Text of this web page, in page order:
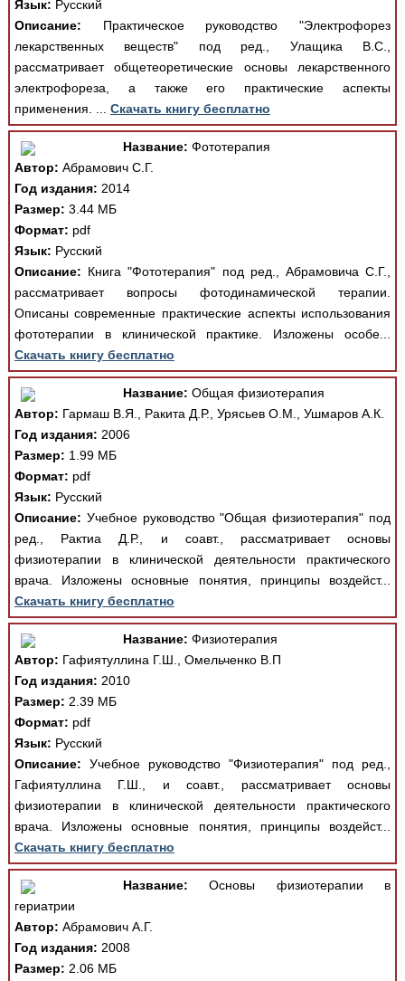
Язык: Русский
Описание: Практическое руководство "Электрофорез
лекарственных веществ" под ред., Улащика В.С.,
рассматривает общетеоретические основы лекарственного
электрофореза, а также его практические аспекты
применения. ... Скачать книгу бесплатно
Название: Фототерапия
Автор: Абрамович С.Г.
Год издания: 2014
Размер: 3.44 МБ
Формат: pdf
Язык: Русский
Описание: Книга "Фототерапия" под ред., Абрамовича С.Г.,
рассматривает вопросы фотодинамической терапии.
Описаны современные практические аспекты использования
фототерапии в клинической практике. Изложены особе...
Скачать книгу бесплатно
Название: Общая физиотерапия
Автор: Гармаш В.Я., Ракита Д.Р., Урясьев О.М., Ушмаров А.К.
Год издания: 2006
Размер: 1.99 МБ
Формат: pdf
Язык: Русский
Описание: Учебное руководство "Общая физиотерапия" под
ред., Рактиа Д.Р., и соавт., рассматривает основы
физиотерапии в клинической деятельности практического
врача. Изложены основные понятия, принципы воздейст...
Скачать книгу бесплатно
Название: Физиотерапия
Автор: Гафиятуллина Г.Ш., Омельченко В.П
Год издания: 2010
Размер: 2.39 МБ
Формат: pdf
Язык: Русский
Описание: Учебное руководство "Физиотерапия" под ред.,
Гафиятуллина Г.Ш., и соавт., рассматривает основы
физиотерапии в клинической деятельности практического
врача. Изложены основные понятия, принципы воздейст...
Скачать книгу бесплатно
Название: Основы физиотерапии в
гериатрии
Автор: Абрамович А.Г.
Год издания: 2008
Размер: 2.06 МБ